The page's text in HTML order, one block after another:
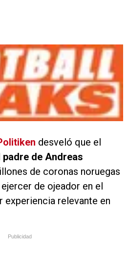
desveló que el
padre de Andreas
de coronas noruegas
de ojeador en el
experiencia relevante en
Publicidad